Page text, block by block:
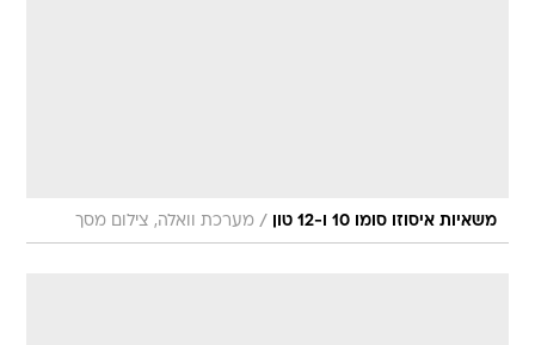
משאיות איסוזו סומו 10 ו-12 טון / מערכת וואלה, צילום מסך